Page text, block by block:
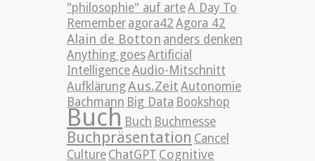
"philosophie" auf arteA Day To
Remember agora42 Agora 42
Alain de Botton anders denken
Anything goesArtificial
IntelligenceAudio-Mitschnitt
AufklärungAus.Zeit Autonomie
Bachmann Big Data Bookshop
Buch Buch Buchmesse
Buchpräsentation Cancel
Culture ChatGPT Cognitive